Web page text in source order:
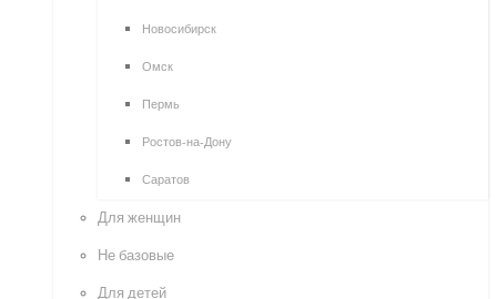
Новосибирск
Омск
Пермь
Ростов-на-Дону
Саратов
Для женщин
Не базовые
Для детей